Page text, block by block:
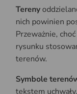
Tereny
nich powinien
Przeważnie,
rysunku
terenów.
Symbole
tekstem